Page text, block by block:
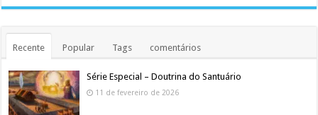
Recente Popular Tags comentários
Série Especial – Doutrina do Santuário
11 de fevereiro de 2026